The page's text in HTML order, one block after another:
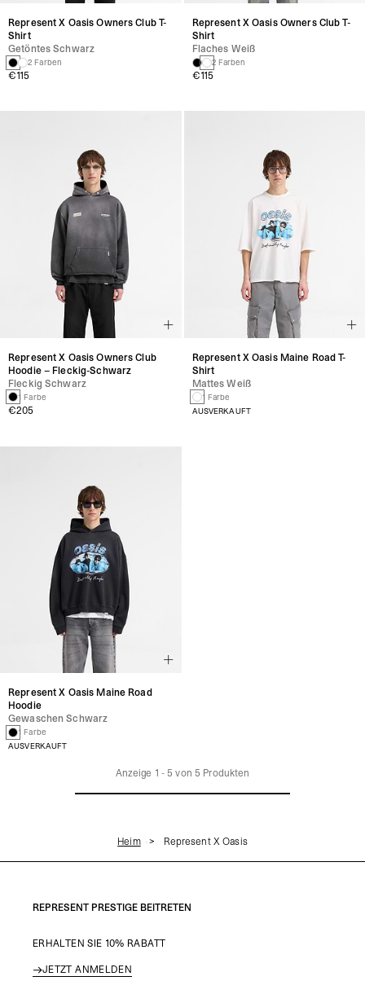
Represent X Oasis Owners Club T-
Shirt
Getöntes Schwarz
2 Farben
€115
Represent X Oasis Owners Club T-
Shirt
Flaches Weiß
2 Farben
€115
Represent X Oasis Owners Club
Hoodie – Fleckig-Schwarz
Fleckig Schwarz
1 Farbe
€205
Represent X Oasis Maine Road T-
Shirt
Mattes Weiß
1 Farbe
AUSVERKAUFT
Represent X Oasis Maine Road
Hoodie
Gewaschen Schwarz
1 Farbe
AUSVERKAUFT
Anzeige 1 -5 von 5 Produkten
Heim Represent X Oasis
REPRESENT PRESTIGE BEITRETEN
ERHALTEN SIE 10% RABATT
JETZT ANMELDEN